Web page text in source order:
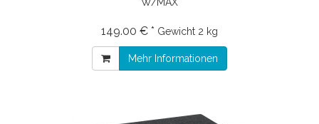
149.00 € * Gewicht 2 kg
Mehr Informationen